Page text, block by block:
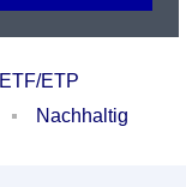
ETF/ETP
Nachhaltig